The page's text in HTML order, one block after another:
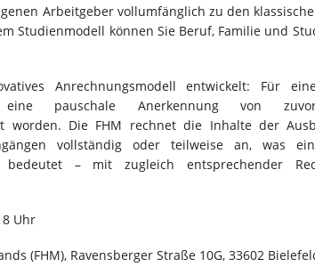
Arbeitgeber vollumfänglich zu den
Studienmodell können Sie Beruf, Familie und
Anrechnungsmodell entwickelt: Für
eine pauschale Anerkennung von
worden. Die FHM rechnet die Inhalte der
vollständig oder teilweise an, was
bedeutet – mit zugleich entsprechender
Uhr
(FHM), Ravensberger Straße 10G, 33602